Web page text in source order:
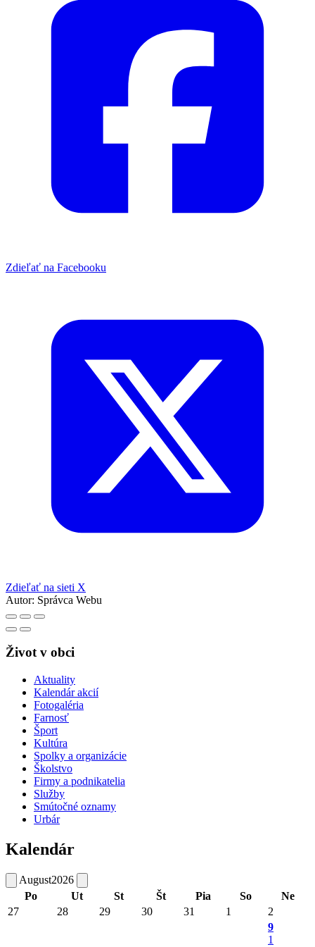
Zdieľať na Facebooku
Zdieľať na sieti X
Autor: Správca Webu
Život v obci
Aktuality
Kalendár akcií
Fotogaléria
Farnosť
Šport
Kultúra
Spolky a organizácie
Školstvo
Firmy a podnikatelia
Služby
Smútočné oznamy
Urbár
Kalendár
August2026
Po
Ut St Št Pia So
Ne
27
28 29 30 31 1 2
9
1